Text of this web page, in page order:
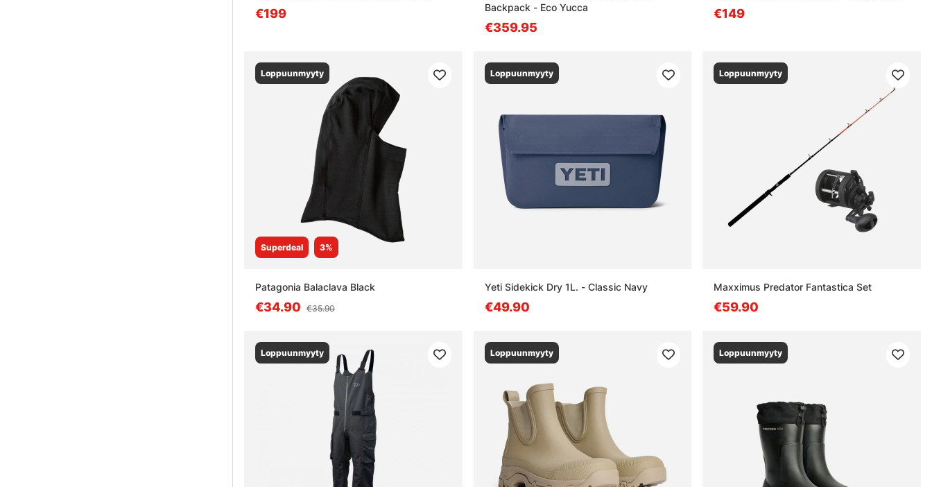
€199
Backpack - Eco Yucca
€359.95
€149
Superdeal 3%
Loppuunmyyty
Patagonia Balaclava Black
€34.90 €35.90
Loppuunmyyty
Yeti Sidekick Dry 1L. - Classic Navy
€49.90
Loppuunmyyty
Maxximus Predator Fantastica Set
€59.90
Loppuunmyyty Loppuunmyyty Loppuunmyyty